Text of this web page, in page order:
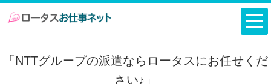
「NTTグループの派遣ならロータスにお任せくだ
さい♪」